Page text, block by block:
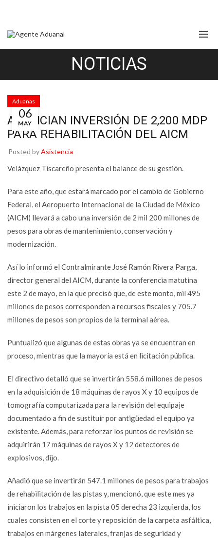
NOTICIAS
06
MAY
Aduanas
ANUNCIAN INVERSIÓN DE 2,200 MDP
PARA REHABILITACIÓN DEL AICM
Posted byAsistencia
Velázquez Tiscareño presenta el balance de su gestión.
Para este año, que estará marcado por el cambio de Gobierno
Federal, el Aeropuerto Internacional de la Ciudad de México
(AICM) llevará a cabo una inversión de 2 mil 200 millones de
pesos para obras de mantenimiento, conservación y
modernización.
Así lo informó el Contralmirante José Ramón Rivera Parga,
director general del AICM, durante la conferencia matutina
este 2 de mayo, en la que precisó que, de este monto, mil 495
millones de pesos corresponden a recursos fiscales y 705.7
millones de pesos son propios de la terminal aérea.
Puntualizó que algunas de estas obras ya se encuentran en
proceso, mientras que la mayoría está en licitación pública.
El directivo detalló que se invertirán 558.6 millones de pesos
en la adquisición de 18 máquinas de rayos X y 10 equipos de
tomografía computarizada para la revisión del equipaje
documentado a fin de sustituir por antigüedad el equipo ya
existente. Además, para reforzar los puntos de revisión se
adquirirán 17 máquinas de rayos X y 12 detectores de
explosivos, dijo.
Añadió que se invertirán 547.1 millones de pesos para trabajos
de rehabilitación de las pistas y, mencionó, que este mes ya
iniciaron los trabajos en la pista 05 derecha 23 izquierda, los
cuales consisten en el corte y reposición de la carpeta asfáltica,
trabajos en márgenes laterales, franjas de seguridad y